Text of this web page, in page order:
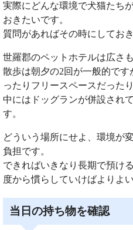
実際にどんな環境で犬猫たち
おきたいです。
質問があればその時にしてお
世羅郡のペットホテルは広さ
散歩は朝夕の2回が一般的で
ったりフリースペースだったり
中にはドッグランが併設され
す。
どういう場所にせよ、環境が
負担です。
できればいきなり長期で預け
度から慣らしていけばよりよ
当日の持ち物を確認